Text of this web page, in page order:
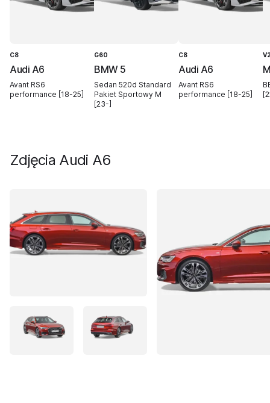
C8
Audi A6
Avant RS6
performance [18-25]
G60
BMW 5
Sedan 520d Standard
Pakiet Sportowy M
[23-]
C8
Audi A6
Avant RS6
performance [18-25]
Zdjęcia Audi A6